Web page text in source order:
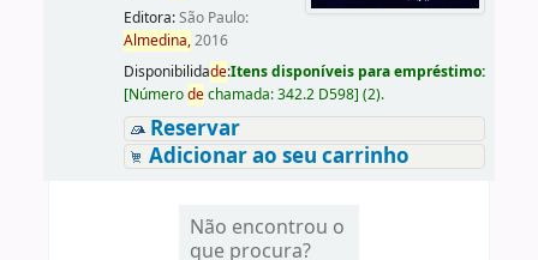
Editora:São Paulo:
Almedina,2016
Disponibilidade:Itens disponíveis para empréstimo:
[Númerodechamada:342.2 D598] (2).
Reservar
Adicionar ao seu carrinho
Não encontrou o
que procura?